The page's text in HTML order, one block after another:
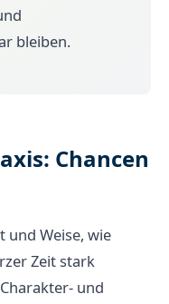
bleiben.
Chancen
und Weise, wie
Zeit stark
und